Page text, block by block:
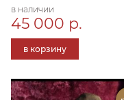
в наличии
45 000 р.
в корзину